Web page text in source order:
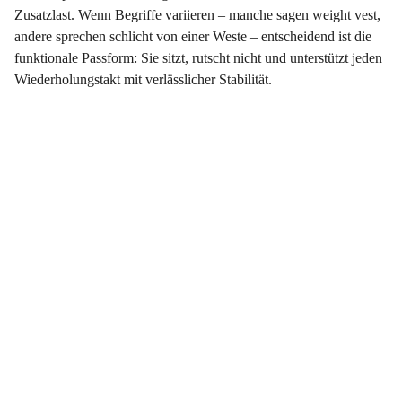
Zusatzlast. Wenn Begriffe variieren – manche sagen weight vest,
andere sprechen schlicht von einer Weste – entscheidend ist die
funktionale Passform: Sie sitzt, rutscht nicht und unterstützt jeden
Wiederholungstakt mit verlässlicher Stabilität.